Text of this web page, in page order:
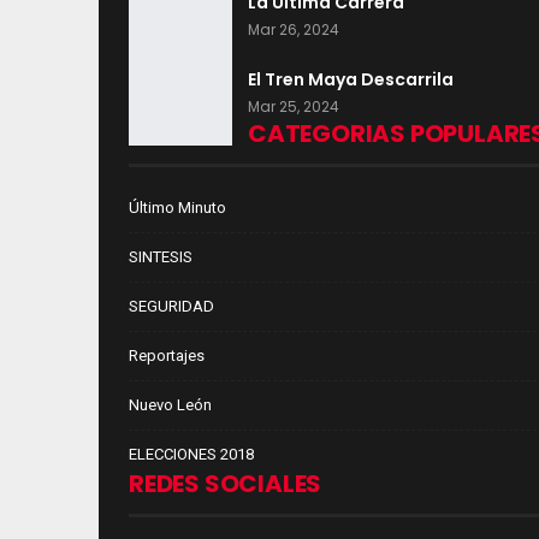
Mar 26, 2024
El Tren Maya Descarrila
Mar 25, 2024
CATEGORIAS
Último Minuto
SINTESIS
SEGURIDAD
Reportajes
Nuevo León
ELECCIONES 2018
REDES SOCIALES